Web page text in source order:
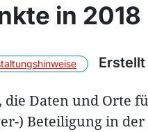
in 2018
die Daten und Orte
) Beteiligung in